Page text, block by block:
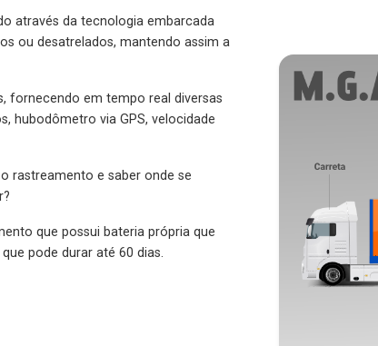
através da tecnologia embarcada
ou desatrelados, mantendo assim a
fornecendo em tempo real diversas
hubodômetro via GPS, velocidade
rastreamento e saber onde se
que possui bateria própria que
pode durar até 60 dias.